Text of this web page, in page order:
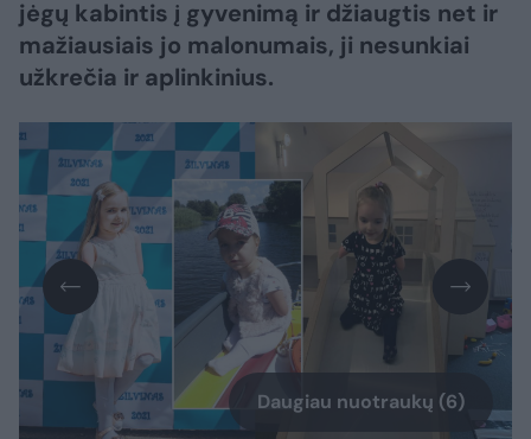
jėgų kabintis į gyvenimą ir džiaugtis net ir
mažiausiais jo malonumais, ji nesunkiai
užkrečia ir aplinkinius.
Daugiau nuotraukų (6)